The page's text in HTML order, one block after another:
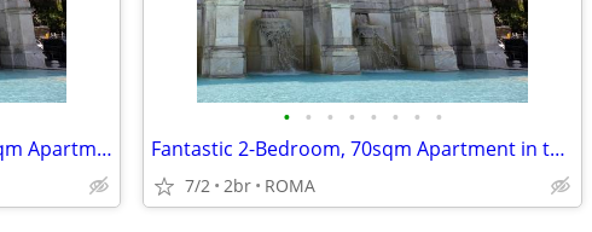
€135 — Fantastic 2-Bedroom, 70sqm Apartment Brand New in the Monteverd
• • • • • • • •
Fantastic 2-Bedroom, 70sqm Apartment in the Heart of Monteverde (ROMA)
7/2 2br ROMA